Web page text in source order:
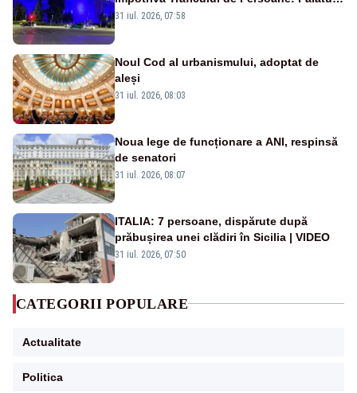
Victoria, iluminat în albastru
31 iul. 2026, 07:58
Noul Cod al urbanismului, adoptat de
aleși
31 iul. 2026, 08:03
Noua lege de funcționare a ANI, respinsă
de senatori
31 iul. 2026, 08:07
ITALIA: 7 persoane, dispărute după
prăbușirea unei clădiri în Sicilia | VIDEO
31 iul. 2026, 07:50
CATEGORII POPULARE
Actualitate
Politica